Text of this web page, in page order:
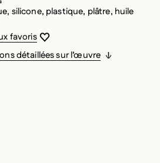
silicone, plastique, plâtre, huile
Vous devez être connecté pour
Fermer la modale
Ouvrir la modale
favoris
détaillées sur l’œuvre